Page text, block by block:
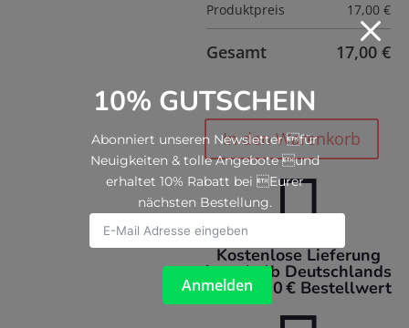
M
10% GUTSCHEIN
Abonniert unseren Newsletter für
Neuigkeiten & tolle Angebote und
erhaltet 10% Rabatt bei Eurer
nächsten Bestellung.
Anmelden
Produktpreis
17,00€
Gesamt 17,00€
Cana
small
lavender
Menge
In den Warenkorb

Kostenlose Lieferung
innerhalb Deutschlands
ab 100,00 € Bestellwert